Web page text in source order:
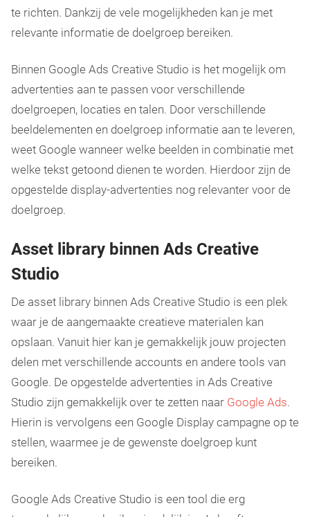
te richten. Dankzij de vele mogelijkheden kan je met
relevante informatie de doelgroep bereiken.
Binnen Google Ads Creative Studio is het mogelijk om
advertenties aan te passen voor verschillende
doelgroepen, locaties en talen. Door verschillende
beeldelementen en doelgroep informatie aan te leveren,
weet Google wanneer welke beelden in combinatie met
welke tekst getoond dienen te worden. Hierdoor zijn de
opgestelde display-advertenties nog relevanter voor de
doelgroep.
Asset library binnen Ads Creative
Studio
De asset library binnen Ads Creative Studio is een plek
waar je de aangemaakte creatieve materialen kan
opslaan. Vanuit hier kan je gemakkelijk jouw projecten
delen met verschillende accounts en andere tools van
Google. De opgestelde advertenties in Ads Creative
Studio zijn gemakkelijk over te zetten naar Google Ads.
Hierin is vervolgens een Google Display campagne op te
stellen, waarmee je de gewenste doelgroep kunt
bereiken.
Google Ads Creative Studio is een tool die erg